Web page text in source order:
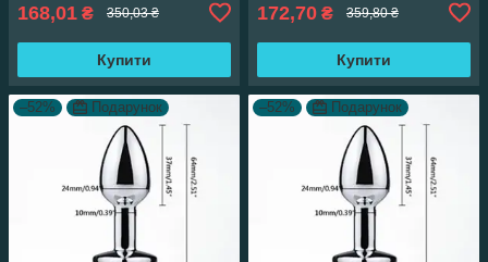
168,01 ₴ 350,03 ₴
Купити
172,70 ₴ 359,80 ₴
Купити
–52% Подарунок –52% Подарунок